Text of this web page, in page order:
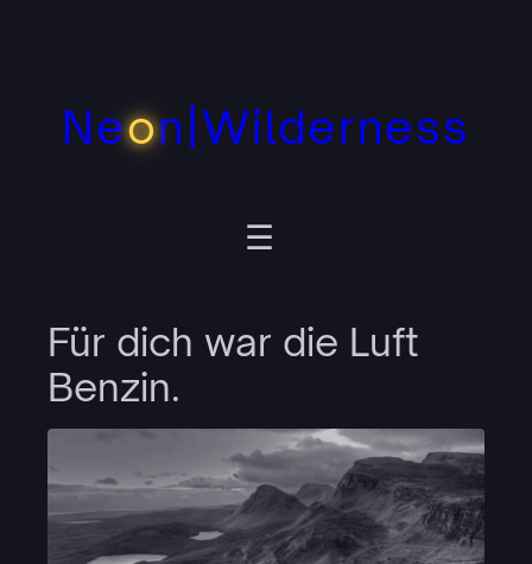
Neon|Wilderness
Für dich war die Luft
Benzin.